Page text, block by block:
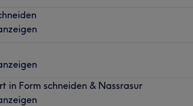
in Form schneiden & Nassrasur